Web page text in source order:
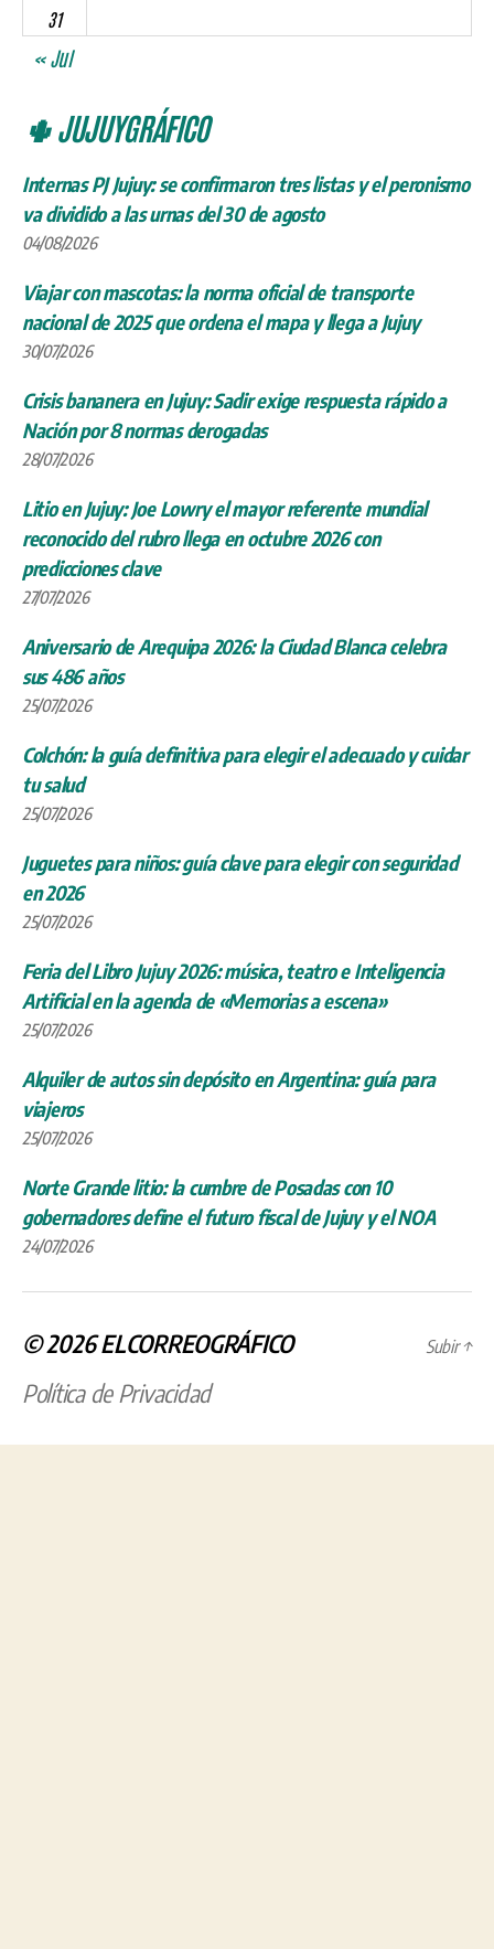
31
« Jul
🌵 JUJUYGRÁFICO
Internas PJ Jujuy: se confirmaron tres listas y el peronismo
va dividido a las urnas del 30 de agosto
04/08/2026
Viajar con mascotas: la norma oficial de transporte
nacional de 2025 que ordena el mapa y llega a Jujuy
30/07/2026
Crisis bananera en Jujuy: Sadir exige respuesta rápido a
Nación por 8 normas derogadas
28/07/2026
Litio en Jujuy: Joe Lowry el mayor referente mundial
reconocido del rubro llega en octubre 2026 con
predicciones clave
27/07/2026
Aniversario de Arequipa 2026: la Ciudad Blanca celebra
sus 486 años
25/07/2026
Colchón: la guía definitiva para elegir el adecuado y cuidar
tu salud
25/07/2026
Juguetes para niños: guía clave para elegir con seguridad
en 2026
25/07/2026
Feria del Libro Jujuy 2026: música, teatro e Inteligencia
Artificial en la agenda de «Memorias a escena»
25/07/2026
Alquiler de autos sin depósito en Argentina: guía para
viajeros
25/07/2026
Norte Grande litio: la cumbre de Posadas con 10
gobernadores define el futuro fiscal de Jujuy y el NOA
24/07/2026
© 2026ELCORREOGRÁFICO
Política de Privacidad
Subir↑